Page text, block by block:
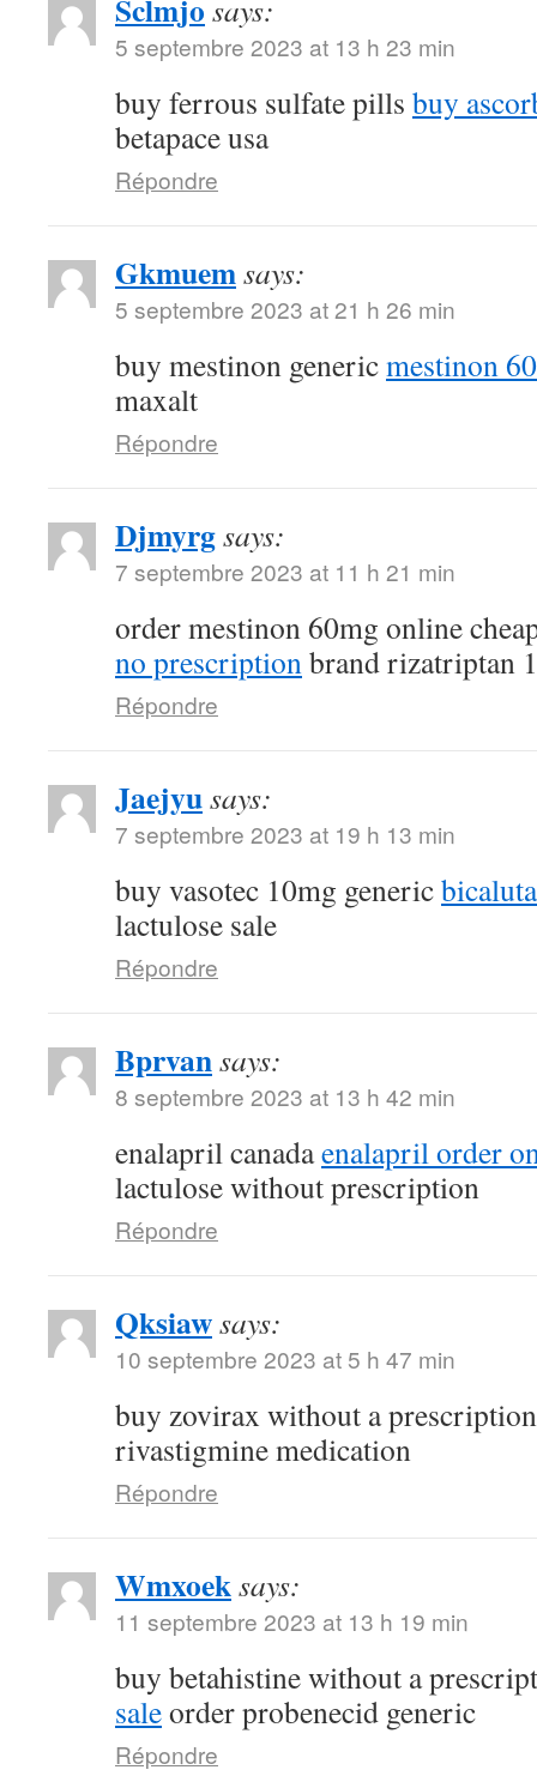
Sclmjo says:
5 septembre 2023 at 13 h 23 min
buy ferrous sulfate pills buy
betapace usa
Répondre
Gkmuemsays:
5 septembre 2023 at 21 h 26 min
buy mestinon genericmestinon
maxalt
Répondre
Djmyrgsays:
7 septembre 2023 at 11 h 21 min
order mestinon 60mg online
no prescriptionbrand rizatriptan
Répondre
Jaejyusays:
7 septembre 2023 at 19 h 13 min
buy vasotec 10mg generic
lactulose sale
Répondre
Bprvansays:
8 septembre 2023 at 13 h 42 min
enalapril canadaenalapril order
lactulose without prescription
Répondre
Qksiawsays:
10 septembre 2023 at 5 h 47 min
buy zovirax without a
rivastigmine medication
Répondre
Wmxoeksays:
11 septembre 2023 at 13 h 19 min
buy betahistine without a
saleorder probenecid generic
Répondre